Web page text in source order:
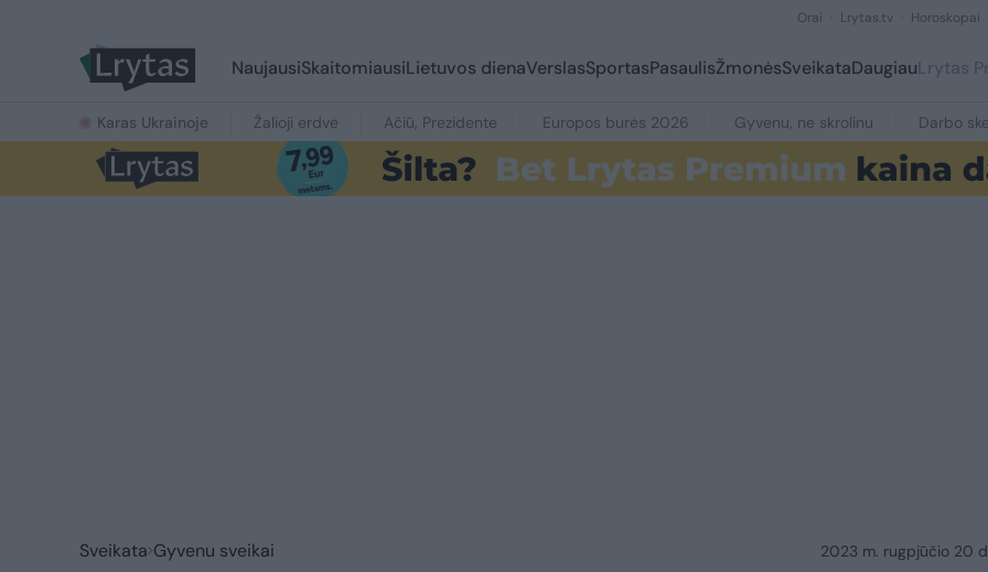
Orai Lrytas.tv Horoskopai
NaujausiSkaitomiausiLietuvos dienaVerslasSportasPasaulisŽmonėsSveikataDaugiauLrytas
Karas Ukrainoje Žalioji erdvė Ačiū, Prezidente Europos burės 2026 Gyvenu, ne skrolinu Darbo
Sveikata Gyvenu sveikai 2023 m. rugpjūčio 20 d.